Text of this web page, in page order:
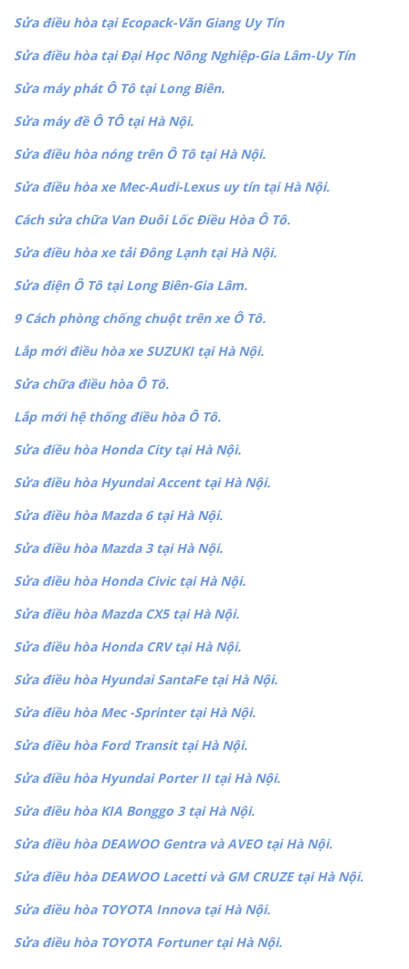
Sửa điều hòa tại Ecopack-Văn Giang Uy Tín
Sửa điều hòa tại Đại Học Nông Nghiệp-Gia Lâm-Uy Tín
Sửa máy phát Ô Tô tại Long Biên.
Sửa máy đề Ô TÔ tại Hà Nội.
Sửa điều hòa nóng trên Ô Tô tại Hà Nội.
Sửa điều hòa xe Mec-Audi-Lexus uy tín tại Hà Nội.
Cách sửa chữa Van Đuôi Lốc Điều Hòa Ô Tô.
Sửa điều hòa xe tải Đông Lạnh tại Hà Nội.
Sửa điện Ô Tô tại Long Biên-Gia Lâm.
9 Cách phòng chống chuột trên xe Ô Tô.
Lắp mới điều hòa xe SUZUKI tại Hà Nội.
Sửa chữa điều hòa Ô Tô.
Lắp mới hệ thống điều hòa Ô Tô.
Sửa điều hòa Honda City tại Hà Nội.
Sửa điều hòa Hyundai Accent tại Hà Nội.
Sửa điều hòa Mazda 6 tại Hà Nội.
Sửa điều hòa Mazda 3 tại Hà Nội.
Sửa điều hòa Honda Civic tại Hà Nội.
Sửa điều hòa Mazda CX5 tại Hà Nội.
Sửa điều hòa Honda CRV tại Hà Nội.
Sửa điều hòa Hyundai SantaFe tại Hà Nội.
Sửa điều hòa Mec -Sprinter tại Hà Nội.
Sửa điều hòa Ford Transit tại Hà Nội.
Sửa điều hòa Hyundai Porter II tại Hà Nội.
Sửa điều hòa KIA Bonggo 3 tại Hà Nội.
Sửa điều hòa DEAWOO Gentra và AVEO tại Hà Nội.
Sửa điều hòa DEAWOO Lacetti và GM CRUZE tại Hà Nội.
Sửa điều hòa TOYOTA Innova tại Hà Nội.
Sửa điều hòa TOYOTA Fortuner tại Hà Nội.